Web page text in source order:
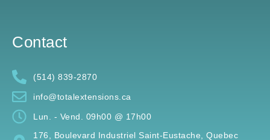
Contact
(514) 839-2870
info@totalextensions.ca
Lun. - Vend. 09h00 @ 17h00
176, Boulevard Industriel Saint-Eustache, Quebec